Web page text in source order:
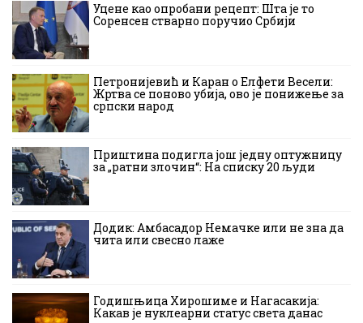
Уцене као опробани рецепт: Шта је то
Соренсен стварно поручио Србији
Петронијевић и Каран о Елфети Весели:
Жртва се поново убија, ово је понижење за
српски народ
Приштина подигла још једну оптужницу
за „ратни злочин“: На списку 20 људи
Додик: Амбасадор Немачке или не зна да
чита или свесно лаже
Годишњица Хирошиме и Нагасакија:
Какав је нуклеарни статус света данас